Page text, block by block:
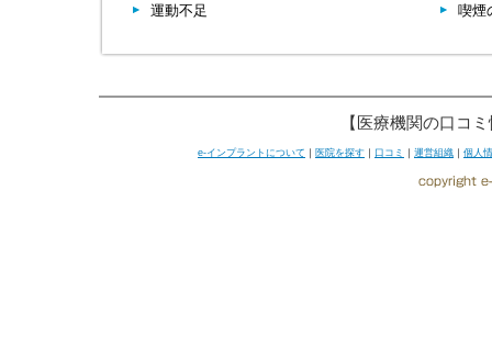
運動不足
喫煙
【医療機関の口コ
e-インプラントについて ｜ 医院を探す ｜ 口コミ ｜ 運営組織 ｜ 個人